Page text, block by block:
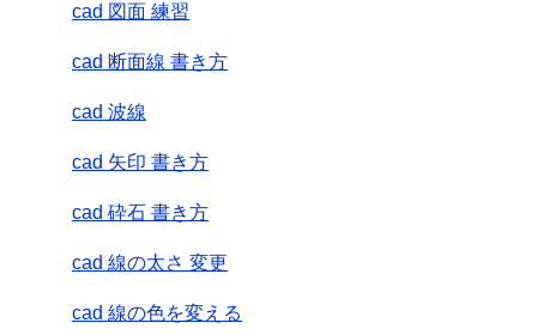
cad 図面 練習
cad 断面線 書き方
cad 波線
cad 矢印 書き方
cad 砕石 書き方
cad 線の太さ 変更
cad 線の色を変える